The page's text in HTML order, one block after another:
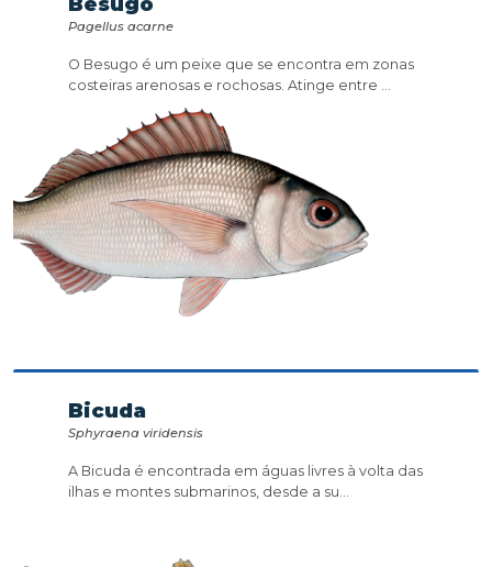
Pagellus acarne
O Besugo é um peixe que se encontra em zonas
costeiras arenosas e rochosas. Atinge entre ...
Bicuda
Sphyraena viridensis
A Bicuda é encontrada em águas livres à volta das
ilhas e montes submarinos, desde a su...